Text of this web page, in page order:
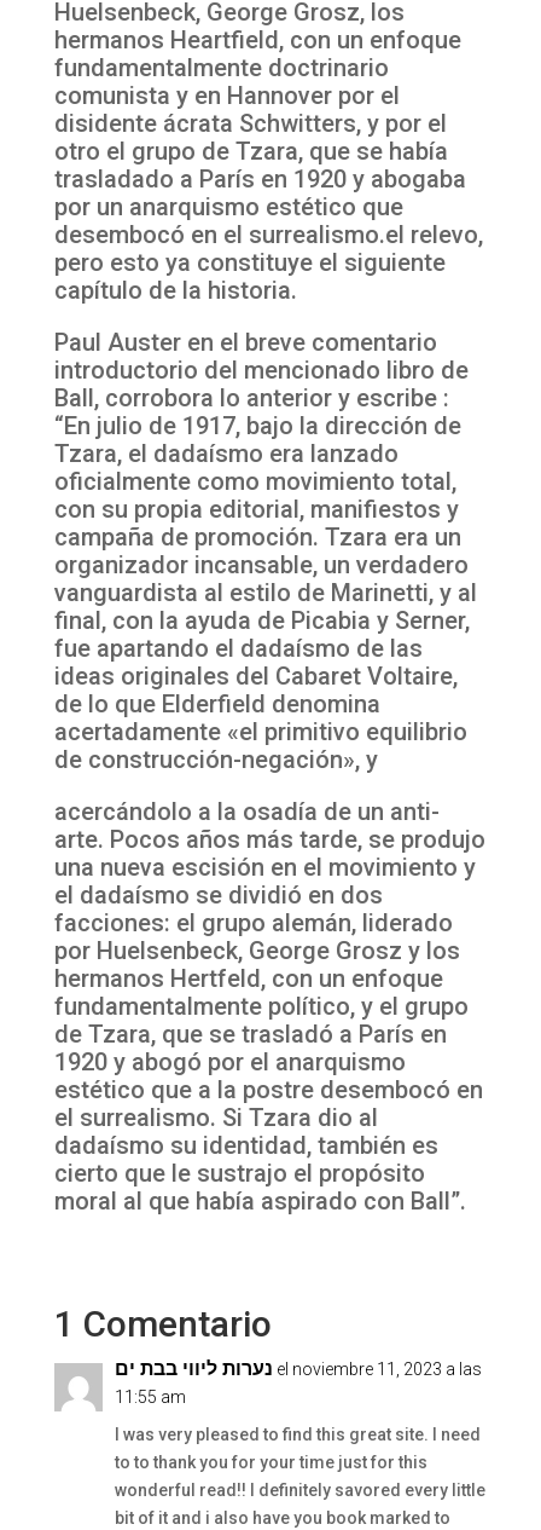
Huelsenbeck, George Grosz, los
hermanos Heartfield, con un enfoque
fundamentalmente doctrinario
comunista y en Hannover por el
disidente ácrata Schwitters, y por el
otro el grupo de Tzara, que se había
trasladado a París en 1920 y abogaba
por un anarquismo estético que
desembocó en el surrealismo.el relevo,
pero esto ya constituye el siguiente
capítulo de la historia.
Paul Auster en el breve comentario
introductorio del mencionado libro de
Ball, corrobora lo anterior y escribe :
“En julio de 1917, bajo la dirección de
Tzara, el dadaísmo era lanzado
oficialmente como movimiento total,
con su propia editorial, manifiestos y
campaña de promoción. Tzara era un
organizador incansable, un verdadero
vanguardista al estilo de Marinetti, y al
final, con la ayuda de Picabia y Serner,
fue apartando el dadaísmo de las
ideas originales del Cabaret Voltaire,
de lo que Elderfield denomina
acertadamente «el primitivo equilibrio
de construcción-negación», y
acercándolo a la osadía de un anti-
arte. Pocos años más tarde, se produjo
una nueva escisión en el movimiento y
el dadaísmo se dividió en dos
facciones: el grupo alemán, liderado
por Huelsenbeck, George Grosz y los
hermanos Hertfeld, con un enfoque
fundamentalmente político, y el grupo
de Tzara, que se trasladó a París en
1920 y abogó por el anarquismo
estético que a la postre desembocó en
el surrealismo. Si Tzara dio al
dadaísmo su identidad, también es
cierto que le sustrajo el propósito
moral al que había aspirado con Ball”.
1 Comentario
נערות ליווי בבת ים el noviembre 11, 2023 a las
11:55 am
I was very pleased to find this great site. I need
to to thank you for your time just for this
wonderful read!! I definitely savored every little
bit of it and i also have you book marked to